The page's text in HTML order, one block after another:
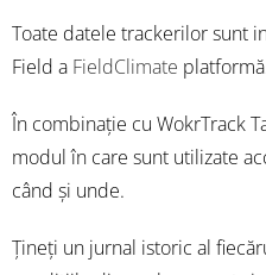
Toate datele trackerilor sunt
Field a FieldClimate
În combinație cu WokrTrack
modul în care sunt utilizate
când și unde.
Țineți un jurnal istoric al